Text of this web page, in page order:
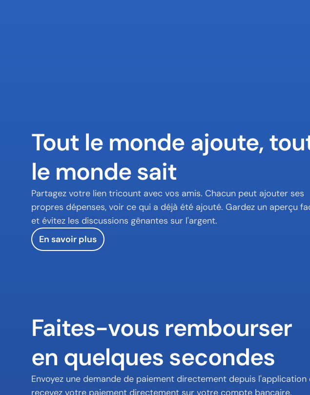
Tout le monde ajoute,
le monde sait
Partagez votre lien tricount avec vos amis. Chacun peut ajouter ses
propres dépenses, voir ce qui a déjà été ajouté. Gardez un aperçu
et évitez les discussions gênantes sur l'argent.
En savoir plus
Faites-vous rembourser
en quelques secondes
Envoyez une demande de paiement directement depuis l'application
recevez votre paiement directement sur votre compte bancaire.